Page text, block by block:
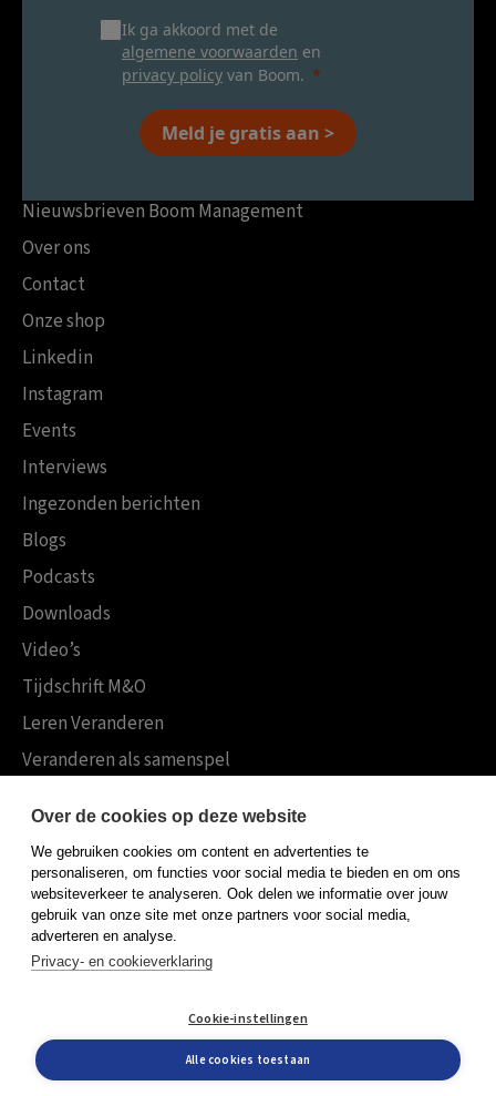
Ik ga akkoord met de
algemene voorwaarden en
privacy policy van Boom.
Meld je gratis aan >
Nieuwsbrieven Boom Management
Over ons
Contact
Onze shop
Linkedin
Instagram
Events
Interviews
Ingezonden berichten
Blogs
Podcasts
Downloads
Video’s
Tijdschrift M&O
Leren Veranderen
Veranderen als samenspel
Koninklijke Boom uitgevers
Boom Psychologie
Boom Hoger Onderwijs
Privacy policy
Cookieverklaring
© Boom uitgevers 2026
Over de cookies op deze website
We gebruiken cookies om content en advertenties te
personaliseren, om functies voor social media te bieden en om ons
websiteverkeer te analyseren. Ook delen we informatie over jouw
gebruik van onze site met onze partners voor social media,
adverteren en analyse.
Privacy- en cookieverklaring
Cookie-instellingen
Alle cookies toestaan